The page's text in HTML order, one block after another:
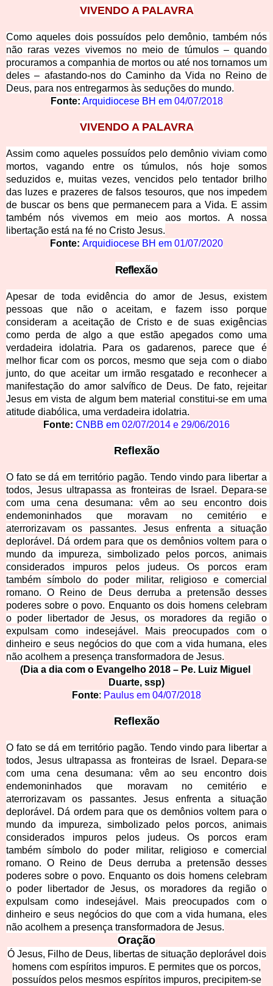
VIVENDO A PALAVRA
Como aqueles dois possuídos pelo demônio, também nós
não raras vezes vivemos no meio de túmulos – quando
procuramos a companhia de mortos ou até nos tornamos um
deles – afastando-nos do Caminho da Vida no Reino de
Deus, para nos entregarmos às seduções do mundo.
Fonte: Arquidiocese BH em 04/07/2018
VIVENDO A PALAVRA
Assim como aqueles possuídos pelo demônio viviam como
mortos, vagando entre os túmulos, nós hoje somos
seduzidos e, muitas vezes, vencidos pelo tentador brilho
das luzes e prazeres de falsos tesouros, que nos impedem
de buscar os bens que permanecem para a Vida. E assim
também nós vivemos em meio aos mortos. A nossa
libertação está na fé no Cristo Jesus.
Fonte: Arquidiocese BH em 01/07/2020
Reflexão
Apesar de toda evidência do amor de Jesus, existem
pessoas que não o aceitam, e fazem isso porque
consideram a aceitação de Cristo e de suas exigências
como perda de algo a que estão apegados como uma
verdadeira idolatria. Para os gadarenos, parece que é
melhor ficar com os porcos, mesmo que seja com o diabo
junto, do que aceitar um irmão resgatado e reconhecer a
manifestação do amor salvífico de Deus. De fato, rejeitar
Jesus em vista de algum bem material constitui-se em uma
atitude diabólica, uma verdadeira idolatria.
Fonte: CNBB em 02/07/2014 e 29/06/2016
Reflexão
O fato se dá em território pagão. Tendo vindo para libertar a
todos, Jesus ultrapassa as fronteiras de Israel. Depara-se
com uma cena desumana: vêm ao seu encontro dois
endemoninhados que moravam no cemitério e
aterrorizavam os passantes. Jesus enfrenta a situação
deplorável. Dá ordem para que os demônios voltem para o
mundo da impureza, simbolizado pelos porcos, animais
considerados impuros pelos judeus. Os porcos eram
também símbolo do poder militar, religioso e comercial
romano. O Reino de Deus derruba a pretensão desses
poderes sobre o povo. Enquanto os dois homens celebram
o poder libertador de Jesus, os moradores da região o
expulsam como indesejável. Mais preocupados com o
dinheiro e seus negócios do que com a vida humana, eles
não acolhem a presença transformadora de Jesus.
(Dia a dia com o Evangelho 2018 – Pe. Luiz Miguel
Duarte, ssp)
Fonte: Paulus em 04/07/2018
Reflexão
O fato se dá em território pagão. Tendo vindo para libertar a
todos, Jesus ultrapassa as fronteiras de Israel. Depara-se
com uma cena desumana: vêm ao seu encontro dois
endemoninhados que moravam no cemitério e
aterrorizavam os passantes. Jesus enfrenta a situação
deplorável. Dá ordem para que os demônios voltem para o
mundo da impureza, simbolizado pelos porcos, animais
considerados impuros pelos judeus. Os porcos eram
também símbolo do poder militar, religioso e comercial
romano. O Reino de Deus derruba a pretensão desses
poderes sobre o povo. Enquanto os dois homens celebram
o poder libertador de Jesus, os moradores da região o
expulsam como indesejável. Mais preocupados com o
dinheiro e seus negócios do que com a vida humana, eles
não acolhem a presença transformadora de Jesus.
Oração
Ó Jesus, Filho de Deus, libertas de situação deplorável dois
homens com espíritos impuros. E permites que os porcos,
possuídos pelos mesmos espíritos impuros, precipitem-se